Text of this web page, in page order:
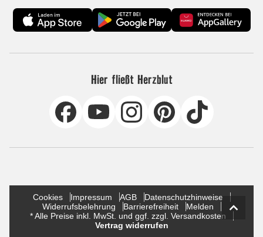
Hier fließt Herzblut
Cookies Impressum AGB
Datenschutzhinweise
Widerrufsbelehrung
Barrierefreiheit
Melden
* Alle Preise inkl. MwSt. und ggf. zzgl. Versandkosten
Vertrag widerrufen